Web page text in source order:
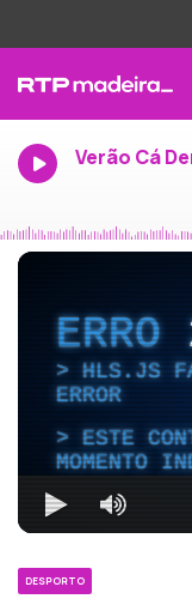
Verão Cá
ERRO
HLS.JS
ERROR
ESTE
MOMENTO
DESPORTO